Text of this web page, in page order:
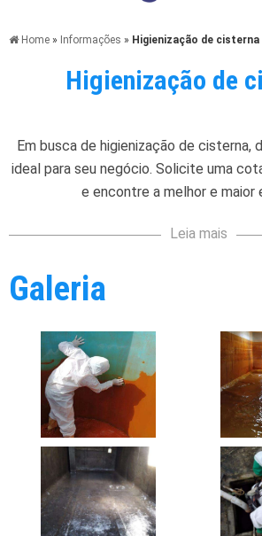
Home » Informações » Higienização de cisterna
Higienização de
Em busca de higienização de cisterna,
ideal para seu negócio. Solicite uma
e encontre a melhor e maior
Leia mais
Galeria